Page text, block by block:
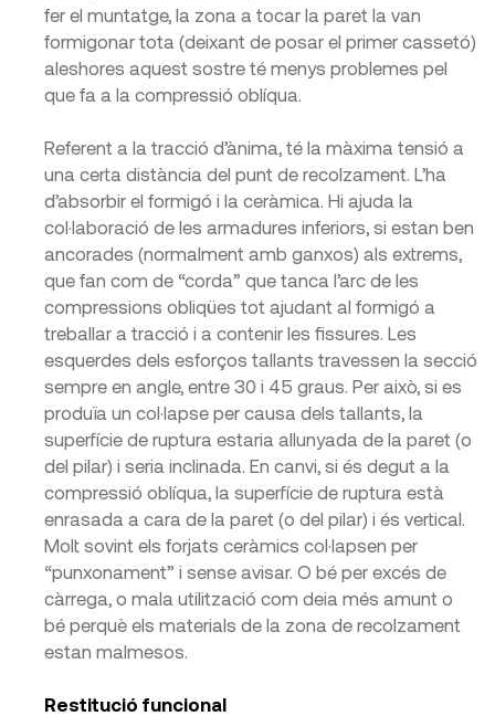
fer el muntatge, la zona a tocar la paret la van
formigonar tota (deixant de posar el primer cassetó)
aleshores aquest sostre té menys problemes pel
que fa a la compressió oblíqua.
Referent a la tracció d’ànima, té la màxima tensió a
una certa distància del punt de recolzament. L’ha
d’absorbir el formigó i la ceràmica. Hi ajuda la
col·laboració de les armadures inferiors, si estan ben
ancorades (normalment amb ganxos) als extrems,
que fan com de “corda” que tanca l’arc de les
compressions obliqües tot ajudant al formigó a
treballar a tracció i a contenir les fissures. Les
esquerdes dels esforços tallants travessen la secció
sempre en angle, entre 30 i 45 graus. Per això, si es
produïa un col·lapse per causa dels tallants, la
superfície de ruptura estaria allunyada de la paret (o
del pilar) i seria inclinada. En canvi, si és degut a la
compressió oblíqua, la superfície de ruptura està
enrasada a cara de la paret (o del pilar) i és vertical.
Molt sovint els forjats ceràmics col·lapsen per
“punxonament” i sense avisar. O bé per excés de
càrrega, o mala utilització com deia més amunt o
bé perquè els materials de la zona de recolzament
estan malmesos.
Restitució funcional